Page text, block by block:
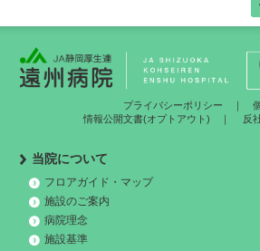
プライバシーポリシー ｜
情報公開文書(オプトアウト)
｜ 反
当院について
フロアガイド・マップ
施設のご案内
病院理念
施設基準